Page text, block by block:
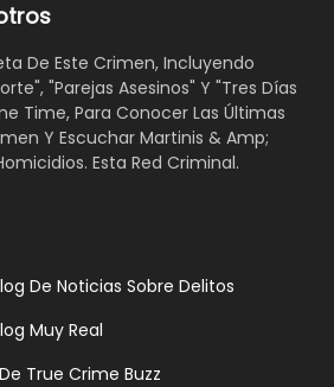
De Este Crimen, Incluyendo
"Parejas Asesinos" Y "Tres Días
Time, Para Conocer Las Últimas
Y Escuchar Martinis & Amp;
Esta Red Criminal.
De Noticias Sobre Delitos
Muy Real
True Crime Buzz